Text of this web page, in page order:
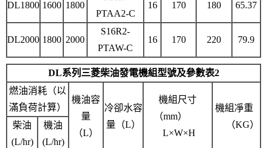
DL1800 1600 1800
PTAA2-C
16 170 180 65.37
DL2000 1800 2000
S16R2-
PTAW-C
16 170 220 79.9
DL系列三菱柴油發電機組型號及參數表2
燃油消耗（以
滿負荷計算）
機油容
量
（L）
冷卻水容
量（L）
機組尺寸
（mm）
L×W×H
機組凈重
（KG）
柴油
(L/hr)
機油
(L/hr)